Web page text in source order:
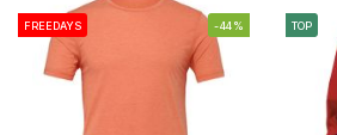
FREEDAYS -44% TOP